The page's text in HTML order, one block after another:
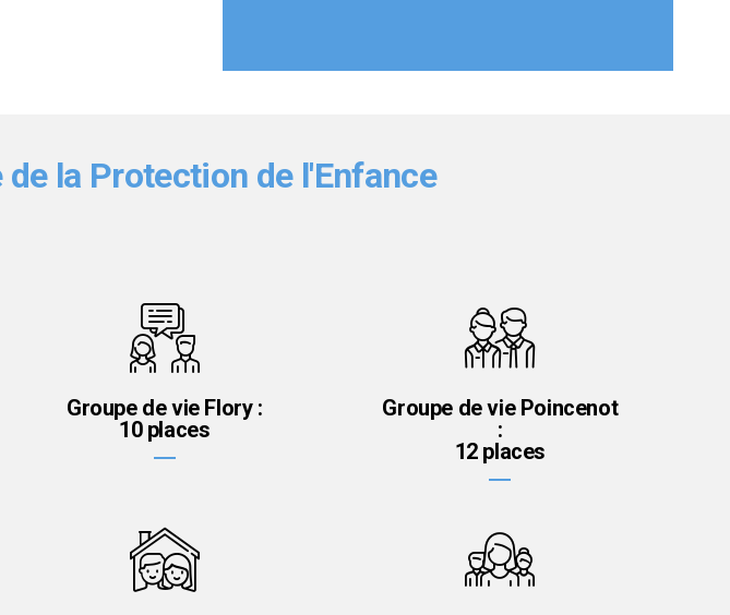
la Protection de l'Enfance
Groupe de vie Flory :
10 places
Groupe de vie Poincenot
:
12 places